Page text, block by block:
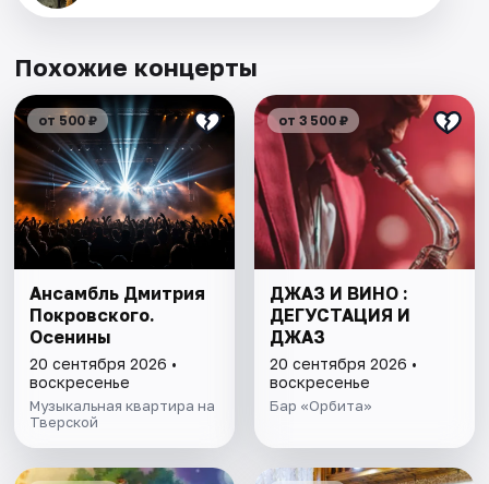
Похожие концерты
от 500 ₽
Ансамбль Дмитрия
Покровского.
Осенины
20 сентября 2026 •
воскресенье
Музыкальная квартира на
Тверской
от 3 500 ₽
ДЖАЗ И ВИНО :
ДЕГУСТАЦИЯ И
ДЖАЗ
20 сентября 2026 •
воскресенье
Бар «Орбита»